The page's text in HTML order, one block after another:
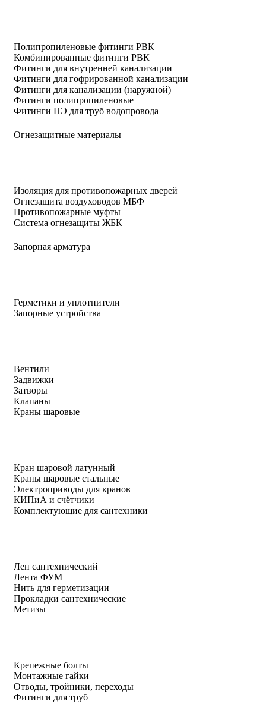
Полипропиленовые фитинги РВК
Комбинированные фитинги РВК
Фитинги для внутренней канализации
Фитинги для гофрированной канализации
Фитинги для канализации (наружной)
Фитинги полипропиленовые
Фитинги ПЭ для труб водопровода
Огнезащитные материалы
Изоляция для противопожарных дверей
Огнезащита воздуховодов МБФ
Противопожарные муфты
Система огнезащиты ЖБК
Запорная арматура
Герметики и уплотнители
Запорные устройства
Вентили
Задвижки
Затворы
Клапаны
Краны шаровые
Кран шаровой латунный
Краны шаровые стальные
Электроприводы для кранов
КИПиА и счётчики
Комплектующие для сантехники
Лен сантехнический
Лента ФУМ
Нить для герметизации
Прокладки сантехнические
Метизы
Крепежные болты
Монтажные гайки
Отводы, тройники, переходы
Фитинги для труб